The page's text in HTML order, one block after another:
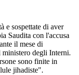
e sospettate di aver
Saudita con l'accusa
il mese di
degli Interni.
sono finite in
jihadiste".